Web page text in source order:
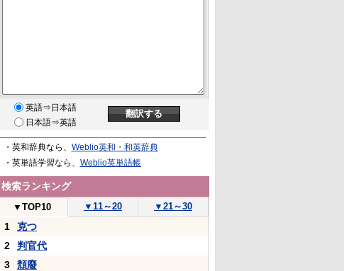
英語⇒日本語
日本語⇒英語
・英和辞典なら、 Weblio英和・和英辞典
・英単語学習なら、 Weblio英単語帳
検索ランキング
▼ TOP10 ▼ 11～20 ▼ 21～30
1
克つ
2
判官代
3
頽廢